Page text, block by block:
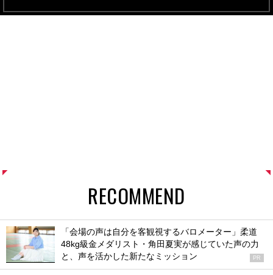
RECOMMEND
「会場の声は自分を客観視するバロメーター」柔道
48kg級金メダリスト・角田夏実が感じていた声の力
と、声を活かした新たなミッション
PR